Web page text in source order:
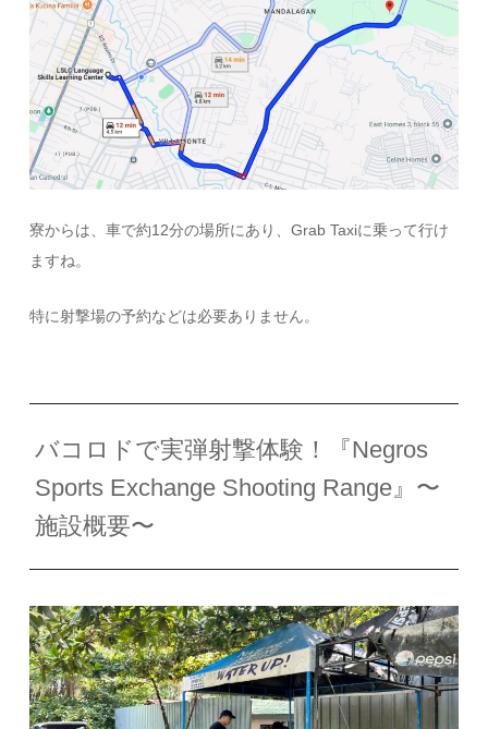
寮からは、車で約12分の場所にあり、Grab Taxiに乗って行け
ますね。
特に射撃場の予約などは必要ありません。
バコロドで実弾射撃体験！『Negros
Sports Exchange Shooting Range』〜
施設概要〜